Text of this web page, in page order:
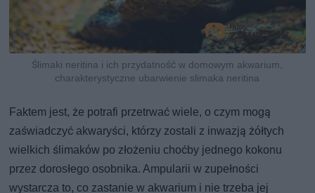
Ślimaki neritina i ich przydatność w domowym akwarium,
charakterystyczne ubarwienie slimaka neritina
Faktem jest, że potrafi przetrwać wiele, o czym mogą
zaświadczyć akwaryści, którzy zostali z inwazją żółtych
wielkich ślimaków po złożeniu choćby jednego kokonu
przez dorosłego osobnika. Ampularii w zupełności
wystarcza to, co zastanie w akwarium i nie trzeba jej